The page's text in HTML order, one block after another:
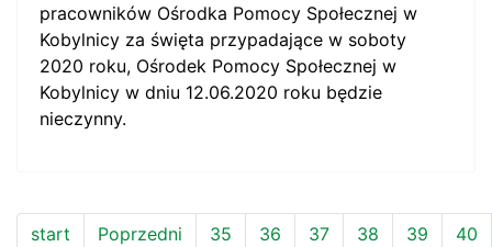
pracowników Ośrodka Pomocy Społecznej w
Kobylnicy za święta przypadające w soboty
2020 roku, Ośrodek Pomocy Społecznej w
Kobylnicy w dniu 12.06.2020 roku będzie
nieczynny.
start
Poprzedni
35 36 37 38 39 40